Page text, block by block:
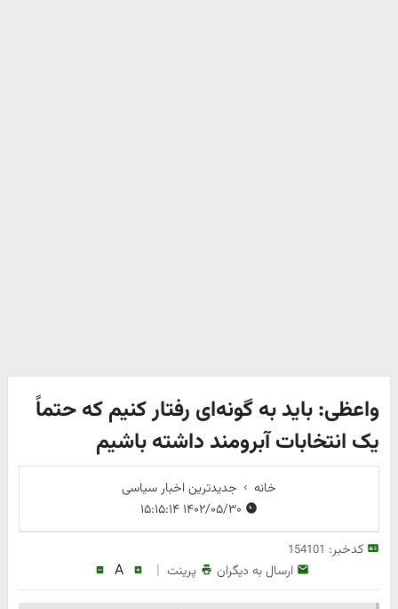
واعظی: باید به گونه‌ای رفتار کنیم که حتماً
یک انتخابات آبرومند داشته باشیم
خانه
جدیدترین اخبار سیاسی
کدخبر: 154101
ارسال به دیگران پرینت |
A